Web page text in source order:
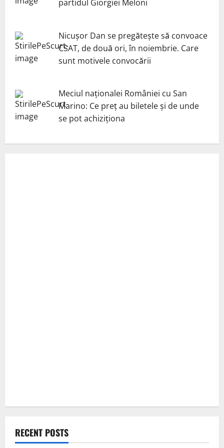
partidul Giorgiei Meloni
Nicuşor Dan se pregăteşte să convoace
CSAT, de două ori, în noiembrie. Care
sunt motivele convocării
Meciul naționalei României cu San
Marino: Ce preț au biletele și de unde
se pot achiziționa
RECENT POSTS